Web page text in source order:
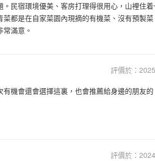
民宿環境優美、客房打理得很用心，山裡住
都是在自家菜園內現摘的有機菜、沒有預製
滿意。
評價於：
機會還會選擇這裏，也會推薦給身邊的朋友的
評價於：